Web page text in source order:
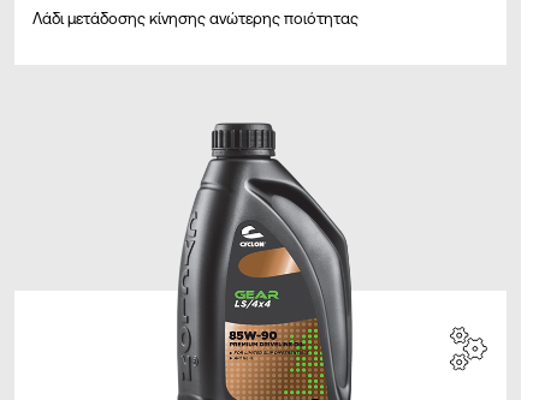
Λάδι μετάδοσης κίνησης ανώτερης ποιότητας